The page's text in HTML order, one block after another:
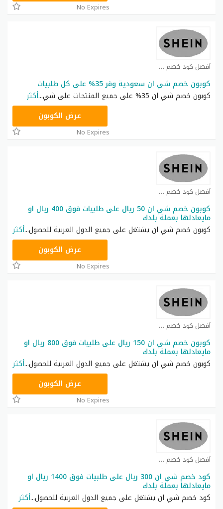
No Expires
أفضل كود خصم شي ان كوبون
كوبون خصم شي ان سعودية وفر 35% على كل طلبيات
كوبون خصم شي ان 35% على جميع المنتجات على شي
...أكثر
عرض الكوبون
No Expires
أفضل كود خصم شي ان كوبون
كوبون خصم شي ان 50 ريال على طلبيات فوق 400 ريال او
مايعادلها بعملة بلدك
كوبون خصم شي ان يشتغل على جميع الدول العربية للحصول...أكثر
عرض الكوبون
No Expires
أفضل كود خصم شي ان كوبون
كوبون خصم شي ان 150 ريال على طلبيات فوق 800 ريال او
مايعادلها بعملة بلدك
كوبون خصم شي ان يشتغل على جميع الدول العربية للحصول...أكثر
عرض الكوبون
No Expires
أفضل كود خصم شي ان كوبون
كود خصم شي ان 300 ريال على طلبيات فوق 1400 ريال او
مايعادلها بعملة بلدك
كود خصم شي ان يشتغل على جميع الدول العربية للحصول...أكثر